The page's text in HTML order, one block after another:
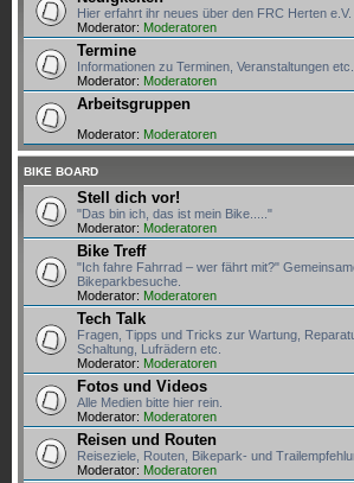
Hier erfahrt ihr neues über den FRC Herten
Moderator: Moderatoren
Termine
Informationen zu Terminen, Veranstaltungen etc.
Moderator: Moderatoren
Arbeitsgruppen
Moderator: Moderatoren
BIKE BOARD
Stell dich vor!
"Das bin ich, das ist mein Bike....."
Moderator: Moderatoren
Bike Treff
"Ich fahre Fahrrad – wer fährt mit?"
Bikeparkbesuche.
Moderator: Moderatoren
Tech Talk
Fragen, Tipps und Tricks zur Wartung,
Schaltung, Lufrädern etc.
Moderator: Moderatoren
Fotos und Videos
Alle Medien bitte hier rein.
Moderator: Moderatoren
Reisen und Routen
Reiseziele, Routen, Bikepark- und
Moderator: Moderatoren